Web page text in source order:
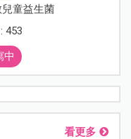
兒童益生菌
453
中
看更多